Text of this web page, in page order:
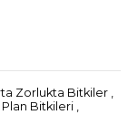
Zorlukta Bitkiler ,
Plan Bitkileri ,